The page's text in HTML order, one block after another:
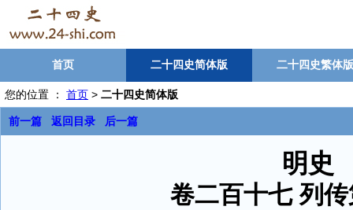
首页 二十四史简体版 二十四史繁体版
您的位置 ： 首页 > 二十四史简体版
前一篇 返回目录 后一篇
明史
卷二百十七 列